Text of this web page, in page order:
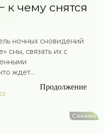
к чему снятся
ночных сновидений
сны, связать их с
ждет...
Продолжение
Сонник